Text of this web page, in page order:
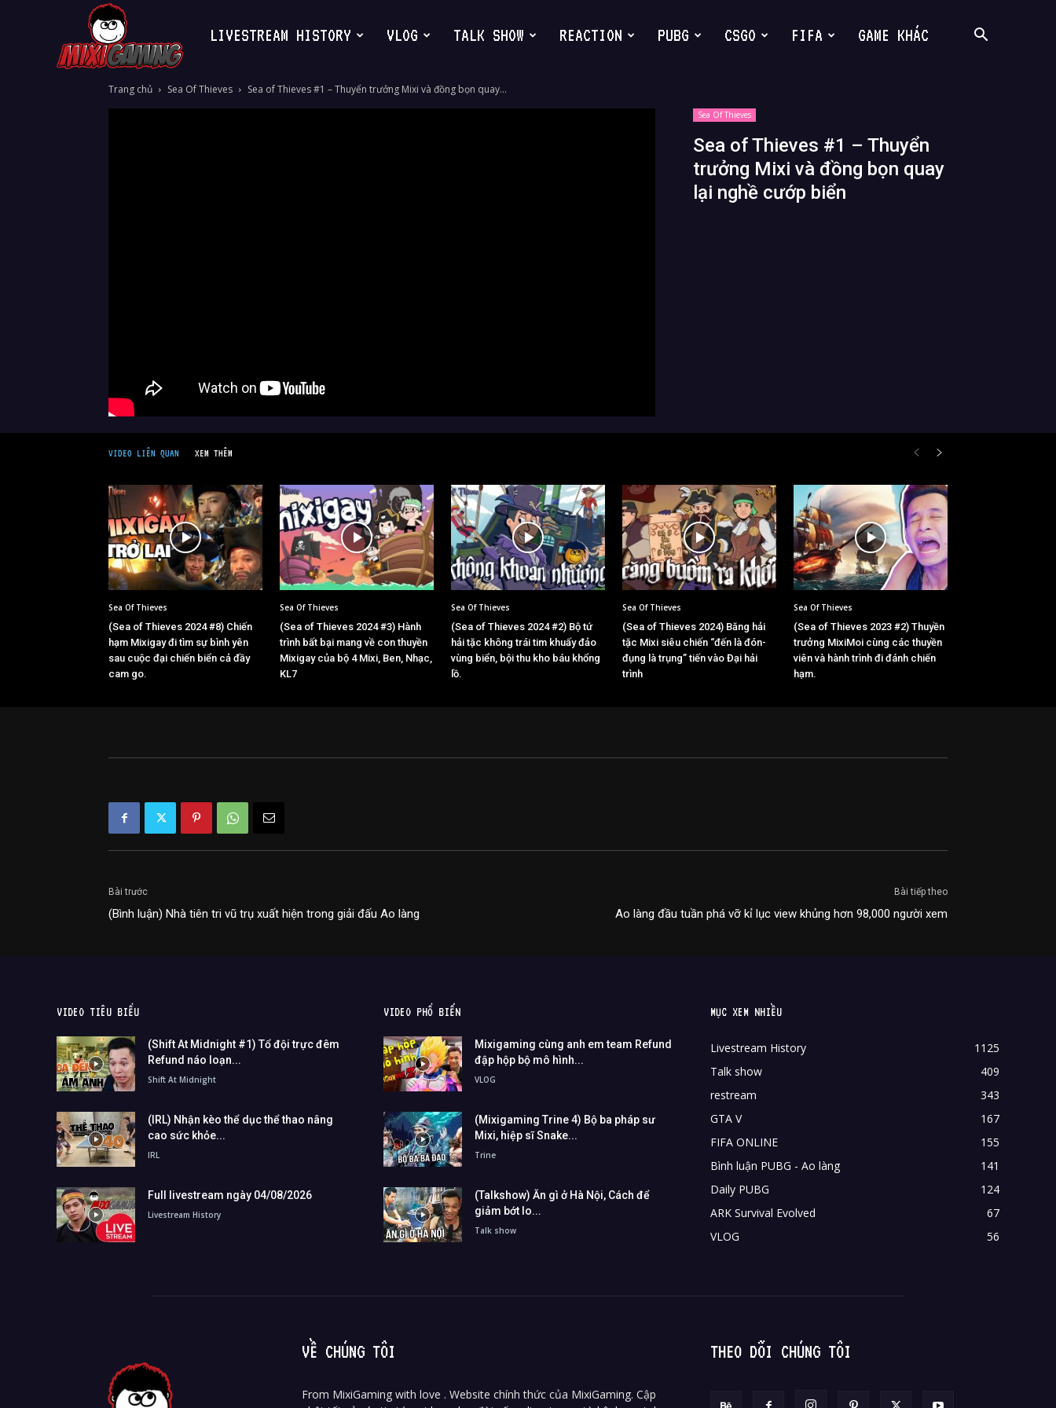
MixiGaming
LIVESTREAM HISTORY VLOG TALK SHOW REACTION PUBG CSGO FIFA GAME KHÁC
Trang chủ Sea Of Thieves Sea of Thieves #1 – Thuyển trưởng Mixi và đồng bọn quay...
Sea Of Thieves
Sea of Thieves #1 – Thuyển
trưởng Mixi và đồng bọn quay
lại nghề cướp biển
VIDEO LIÊN QUAN XEM THÊM
Sea Of Thieves
(Sea of Thieves 2024 #8) Chiến
hạm Mixigay đi tìm sự bình yên
sau cuộc đại chiến biển cả đầy
cam go.
Sea Of Thieves
(Sea of Thieves 2024 #3) Hành
trình bất bại mang về con thuyền
Mixigay của bộ 4 Mixi, Ben, Nhạc,
KL7
Sea Of Thieves
(Sea of Thieves 2024 #2) Bộ tứ
hải tặc không trái tim khuấy đảo
vùng biển, bội thu kho báu khổng
lồ.
Sea Of Thieves
(Sea of Thieves 2024) Băng hải
tặc Mixi siêu chiến “đến là đón-
đụng là trụng” tiến vào Đại hải
trình
Sea Of Thieves
(Sea of Thieves 2023 #2) Thuyền
trưởng MixiMoi cùng các thuyền
viên và hành trình đi đánh chiến
hạm.
Bài trước
(Bình luận) Nhà tiên tri vũ trụ xuất hiện trong giải đấu Ao làng
Bài tiếp theo
Ao làng đầu tuần phá vỡ kỉ lục view khủng hơn 98,000 người xem
VIDEO TIÊU BIỂU
(Shift At Midnight #1) Tổ đội trực đêm
Refund náo loạn...
Shift At Midnight
(IRL) Nhận kèo thể dục thể thao nâng
cao sức khỏe...
IRL
Full livestream ngày 04/08/2026
Livestream History
VIDEO PHỔ BIẾN
Mixigaming cùng anh em team Refund
đập hộp bộ mô hình...
VLOG
(Mixigaming Trine 4) Bộ ba pháp sư
Mixi, hiệp sĩ Snake...
Trine
(Talkshow) Ăn gì ở Hà Nội, Cách để
giảm bớt lo...
Talk show
MỤC XEM NHIỀU
Livestream History
1125
Talk show
409
restream
343
GTA V
167
FIFA ONLINE
155
Bình luận PUBG - Ao làng
141
Daily PUBG
124
ARK Survival Evolved
67
VLOG
56
VỀ CHÚNG TÔI
From MixiGaming with love . Website chính thức của MixiGaming. Cập
THEO DÕI CHÚNG TÔI